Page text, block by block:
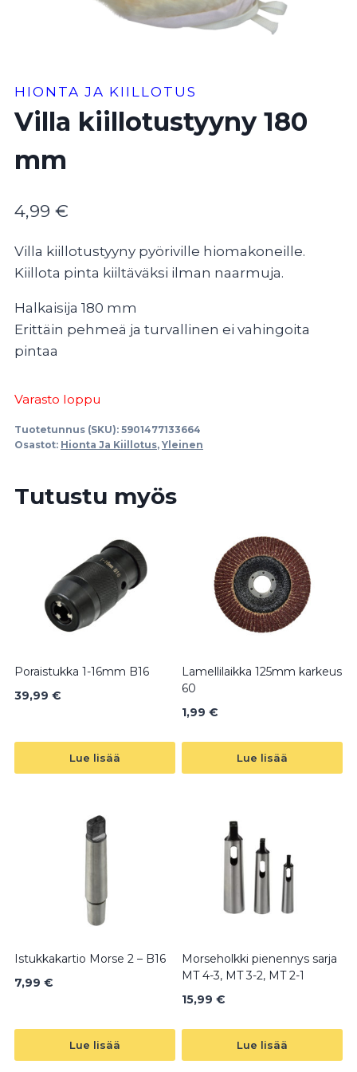
HIONTA JA KIILLOTUS
Villa kiillotustyyny 180
mm
4,99 €
Villa kiillotustyyny pyöriville hiomakoneille.
Kiillota pinta kiiltäväksi ilman naarmuja.
Halkaisija 180 mm
Erittäin pehmeä ja turvallinen ei vahingoita
pintaa
Varasto loppu
Tuotetunnus (SKU): 5901477133664
Osastot: Hionta Ja Kiillotus, Yleinen
Tutustu myös
Poraistukka 1-16mm B16
39,99 €
Lue lisää
Lamellilaikka 125mm karkeus
60
1,99 €
Lue lisää
Istukkakartio Morse 2 – B16
7,99 €
Lue lisää
Morseholkki pienennys sarja
MT 4-3, MT 3-2, MT 2-1
15,99 €
Lue lisää